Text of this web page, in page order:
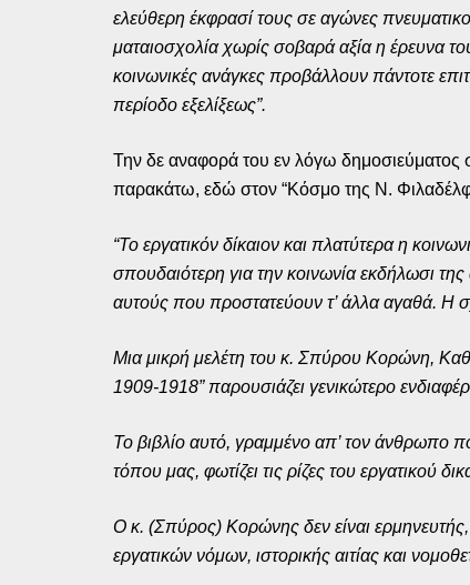
ελεύθερη έκφρασί τους σε αγώνες
ματαιοσχολία χωρίς σοβαρά αξία η έρευνα
κοινωνικές ανάγκες προβάλλουν πάντοτε
περίοδο εξελίξεως”.
Την δε αναφορά του εν λόγω δημοσιεύματος
παρακάτω, εδώ στον “Κόσμο της Ν.
“Το εργατικόν δίκαιον και πλατύτερα η
σπουδαιότερη για την κοινωνία εκδήλωσι
αυτούς που προστατεύουν τ’ άλλα αγαθά. Η
Μια μικρή μελέτη του κ. Σπύρου Κορώνη,
1909-1918” παρουσιάζει γενικώτερο
Το βιβλίο αυτό, γραμμένο απ’ τον άνθρωπο
τόπου μας, φωτίζει τις ρίζες του εργατικού
Ο κ. (Σπύρος) Κορώνης δεν είναι ερμηνευτής,
εργατικών νόμων, ιστορικής αιτίας και